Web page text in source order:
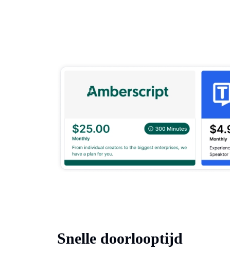
Snelle doorlooptijd